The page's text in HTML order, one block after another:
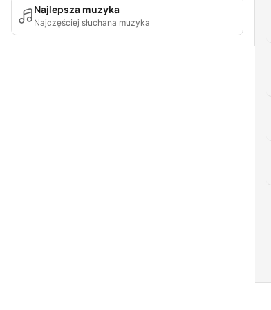
Najlepsza muzyka
Najczęściej słuchana muzyka